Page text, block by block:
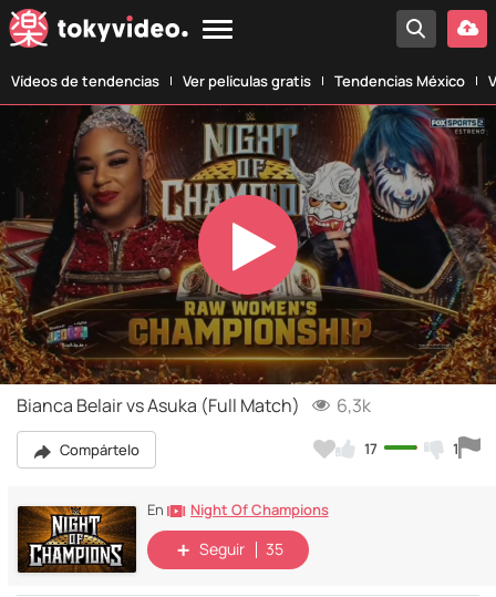
Vídeos de tendencias Ver películas gratis Tendencias México
Play
Video
Bianca Belair vs Asuka (Full Match) 6,3k
Compártelo 17 1
En Night Of Champions
Seguir 35